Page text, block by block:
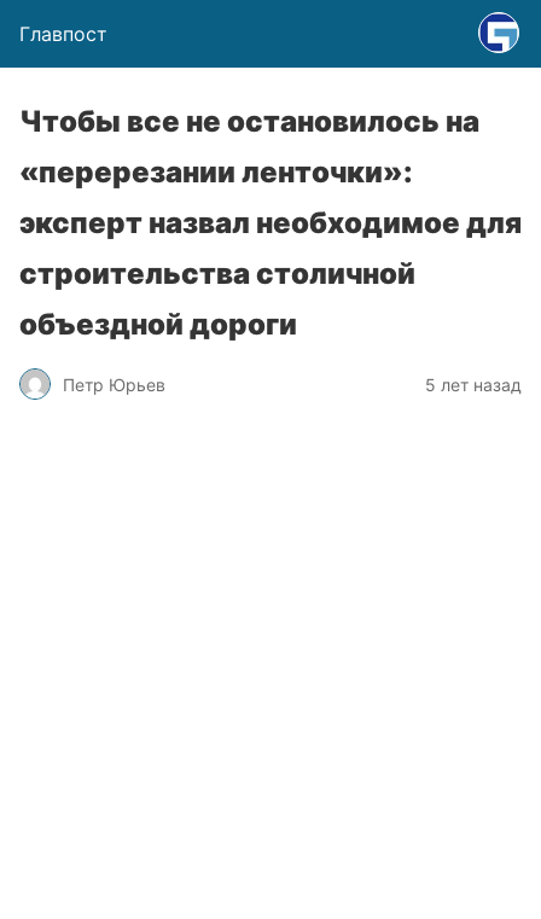
Главпост
Чтобы все не остановилось на
«перерезании ленточки»:
эксперт назвал необходимое для
строительства столичной
объездной дороги
Петр Юрьев 5 лет назад